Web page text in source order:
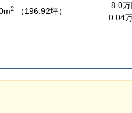
2 （196.92坪）
8.0万
0.04